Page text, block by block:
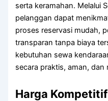
serta keramahan. Melalui
pelanggan dapat
proses reservasi mudah,
transparan tanpa biaya
kebutuhan sewa
secara praktis, aman, dan
Harga